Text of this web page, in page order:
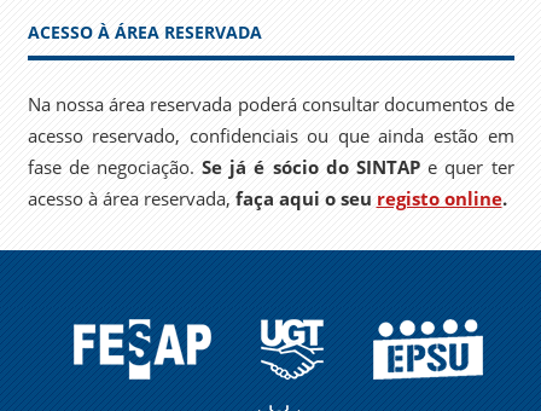
ACESSO À ÁREA RESERVADA
Na nossa área reservada poderá consultar documentos de
acesso reservado, confidenciais ou que ainda estão em
fase de negociação.Se já é sócio do SINTAPe quer ter
acesso à área reservada, faça aqui o seu registo online.
FESAP UGT EPSU